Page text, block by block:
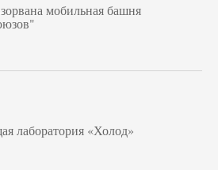
мобильная башня
лаборатория «Холод»